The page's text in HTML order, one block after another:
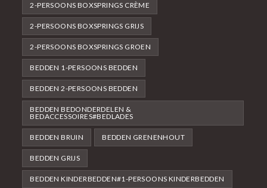
2-PERSOONS BOXSPRINGS CRÈME
2-PERSOONS BOXSPRINGS GRIJS
2-PERSOONS BOXSPRINGS GROEN
BEDDEN 1-PERSOONS BEDDEN
BEDDEN 2-PERSOONS BEDDEN
BEDDEN BEDONDERDELEN &
BEDACCESSOIRES#BEDLADES
BEDDEN BRUIN BEDDEN GRENENHOUT
BEDDEN GRIJS
BEDDEN KINDERBEDDEN#1-PERSOONS KINDERBEDDEN